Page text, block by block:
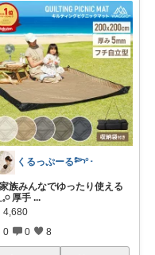
くるっぷーる𓆸°･
族みんなでゆったり使える
厚手 ...
4,680
0 0 8